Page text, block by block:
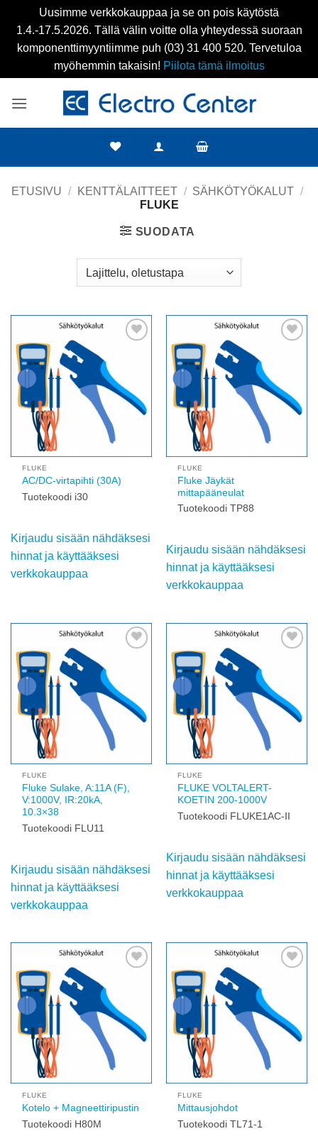
Uusimme verkkokauppaa ja se on pois käytöstä
1.4.-17.5.2026. Tällä välin voitte olla yhteydessä suoraan
komponenttimyyntiimme puh (03) 31 400 520. Tervetuloa
myöhemmin takaisin! Piilota tämä ilmoitus
ETUSIVU / KENTTÄLAITTEET / SÄHKÖTYÖKALUT /
FLUKE
SUODATA
FLUKE
AC/DC-virtapihti (30A)
Tuotekoodi i30
Kirjaudu sisään nähdäksesi
hinnat ja käyttääksesi
verkkokauppaa
FLUKE
Fluke Jäykät
mittapääneulat
Tuotekoodi TP88
Kirjaudu sisään nähdäksesi
hinnat ja käyttääksesi
verkkokauppaa
FLUKE
Fluke Sulake, A:11A (F),
V:1000V, IR:20kA,
10.3×38
Tuotekoodi FLU11
Kirjaudu sisään nähdäksesi
hinnat ja käyttääksesi
verkkokauppaa
FLUKE
FLUKE VOLTALERT-
KOETIN 200-1000V
Tuotekoodi FLUKE1AC-II
Kirjaudu sisään nähdäksesi
hinnat ja käyttääksesi
verkkokauppaa
FLUKE
Kotelo + Magneettiripustin
Tuotekoodi H80M
FLUKE
Mittausjohdot
Tuotekoodi TL71-1